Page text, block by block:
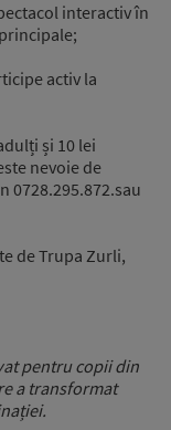
interactiv în
activ la
și 10 lei
nevoie de
0728.295.872.sau
de Trupa Zurli,
pentru copii din
a transformat